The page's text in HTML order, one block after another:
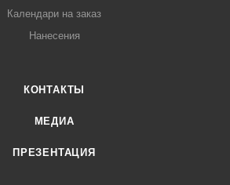
Календари на заказ
Нанесения
КОНТАКТЫ
МЕДИА
ПРЕЗЕНТАЦИЯ